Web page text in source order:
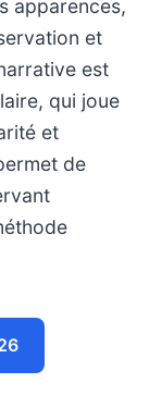
apparences,
et
est
qui joue
et
de